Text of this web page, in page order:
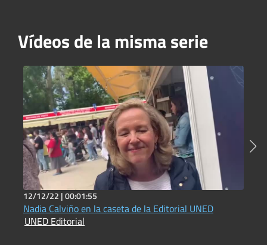
Vídeos de la misma serie
12/12/22 |00:01:55
Nadia Calviño en la caseta de la Editorial UNED
UNED Editorial